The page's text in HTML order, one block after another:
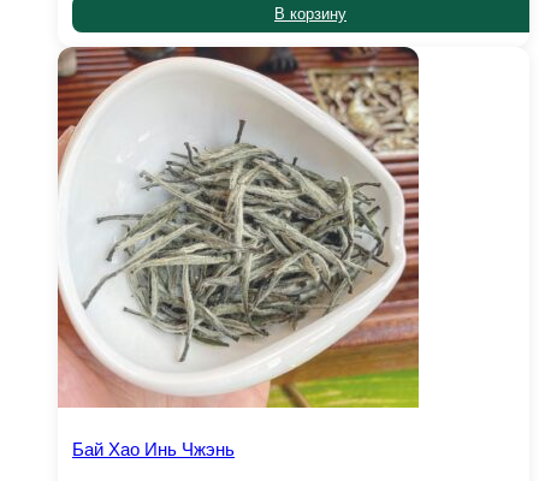
В корзину
Бай Хао Инь Чжэнь